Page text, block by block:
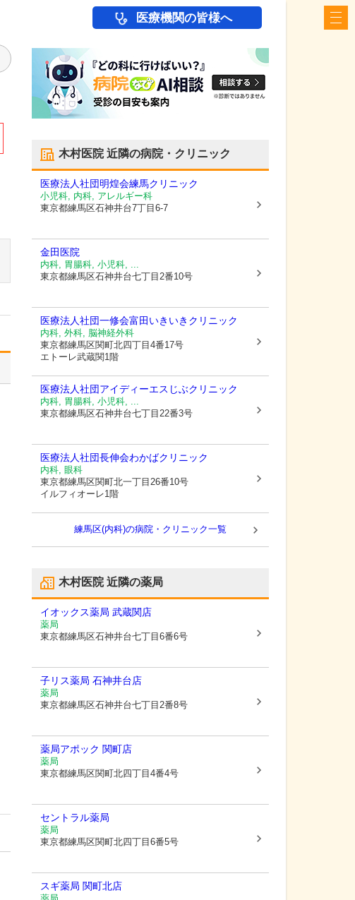
医療機関の皆様へ
木村医院近隣の病院・クリニック
医療法人社団明煌会練馬クリニック
小児科, 内科, アレルギー科
東京都練馬区石神井台7丁目6-7
金田医院
内科, 胃腸科, 小児科, ...
東京都練馬区石神井台七丁目2番10号
医療法人社団一修会富田いきいきクリニック
内科, 外科, 脳神経外科
東京都練馬区関町北四丁目4番17号
エトーレ武蔵関1階
医療法人社団アイディーエスじぶクリニック
内科, 胃腸科, 小児科, ...
東京都練馬区石神井台七丁目22番3号
医療法人社団長伸会わかばクリニック
内科, 眼科
東京都練馬区関町北一丁目26番10号
イルフィオーレ1階
練馬区(内科)の病院・クリニック一覧
木村医院近隣の薬局
イオックス薬局 武蔵関店
薬局
東京都練馬区石神井台七丁目6番6号
子リス薬局 石神井台店
薬局
東京都練馬区石神井台七丁目2番8号
薬局アポック 関町店
薬局
東京都練馬区関町北四丁目4番4号
セントラル薬局
薬局
東京都練馬区関町北四丁目6番5号
スギ薬局 関町北店